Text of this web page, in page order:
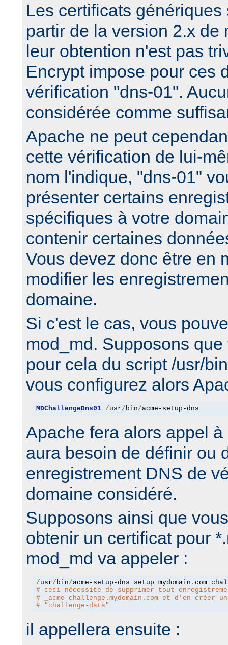
Les certificats
partir de la version 2.x de
leur obtention n'est pas
Encrypt impose pour ces
vérification "dns-01".
considérée comme
Apache ne peut
cette vérification de lui-
nom l'indique, "dns-01"
présenter certains
spécifiques à votre
contenir certaines
Vous devez donc être en
modifier les
domaine.
Si c'est le cas, vous
mod_md. Supposons
pour cela du script /usr/
vous configurez alors
MDChallengeDns01 /usr/ bin/acme-setup-dns
Apache fera alors appel
aura besoin de définir ou
enregistrement DNS de
domaine considéré.
Supposons ainsi que
obtenir un certificat pour
mod_md va appeler :
/usr/ bin/acme-setup-dns setup mydomain .
# ceci nécessite de supprimer tout
# _acme-challenge.mydomain.com et d'en créer
# "challenge-data"
il appellera ensuite :